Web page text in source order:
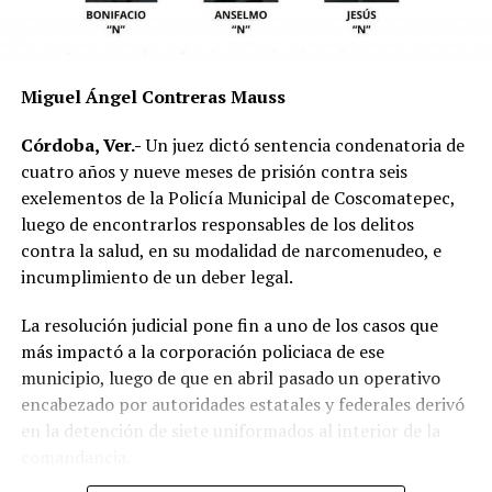
mecánica del accidente y establecer si existió
responsabilidad por parte de alguno de los conductores.
Las autoridades exhortaron a los automovilistas y
motociclistas a conducir con precaución, respetar los
límites de velocidad y aumentar la distancia de
seguridad entre vehículos, especialmente durante la
temporada de lluvias, cuando el riesgo de accidentes se
incrementa en las carreteras de la región.
La circulación en la zona se vio afectada por algunos
minutos mientras se realizaban las labores de auxilio y el
levantamiento de indicios por parte de las autoridades.
Posteriormente, el tránsito fue restablecido de manera
normal.
Miguel Ángel Contreras Mauss
Córdoba, Ver.-Un juez dictó sentencia condenatoria de
cuatro años y nueve meses de prisión contra seis
exelementos de la Policía Municipal de Coscomatepec,
luego de encontrarlos responsables de los delitos
contra la salud, en su modalidad de narcomenudeo, e
incumplimiento de un deber legal.
La resolución judicial pone fin a uno de los casos que
más impactó a la corporación policiaca de ese
municipio, luego de que en abril pasado un operativo
encabezado por autoridades estatales y federales derivó
en la detención de siete uniformados al interior de la